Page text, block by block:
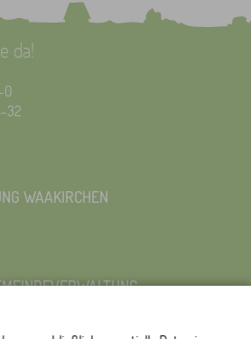
da!
0
32
WAAKIRCHEN
– 12:00 Uhr
– 16:00 Uhr